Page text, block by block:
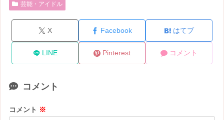
芸能・アイドル
X Facebook はてブ
LINE Pinterest コメント
コメント
コメント ※